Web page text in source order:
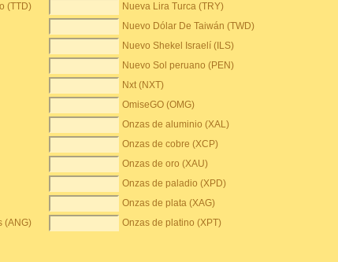
(TTD)
Nueva Lira Turca (TRY)
Nuevo Dólar De Taiwán (TWD)
Nuevo Shekel Israelí (ILS)
Nuevo Sol peruano (PEN)
Nxt (NXT)
OmiseGO (OMG)
Onzas de aluminio (XAL)
Onzas de cobre (XCP)
Onzas de oro (XAU)
Onzas de paladio (XPD)
Onzas de plata (XAG)
(ANG)
Onzas de platino (XPT)